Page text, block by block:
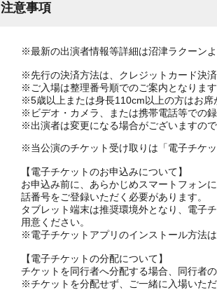
注意事項
※最新の出演者情報等詳細は沼津ラクーン
※先行の決済方法は、クレジットカード決済
※ご入場は整理番号順でのご案内となります
※5歳以上または身長110cm以上の方はお席
※ビデオ・カメラ、または携帯電話等での
※当公演のチケット受け取りは「電子チケ
【電子チケットのお申込みについて】
お申込み前に、あらかじめスマートフォン
話番号をご登録いただく必要があります。
タブレット端末は推奨環境外となり、電子
用意ください。
※電子チケットアプリのインストール方法
【電子チケットの分配について】
チケットを同行者へ分配する場合、同行者
※チケットを分配せず、ご一緒に入場いただ